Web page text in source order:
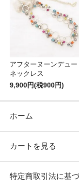
アフターヌーンデュー
ネックレス
9,900円(税900円)
ホーム
カートを見る
特定商取引法に基